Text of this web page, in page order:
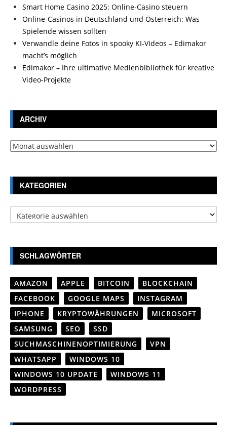
Smart Home Casino 2025: Online-Casino steuern
Online-Casinos in Deutschland und Österreich: Was
Spielende wissen sollten
Verwandle deine Fotos in spooky KI-Videos – Edimakor
macht’s möglich
Edimakor – Ihre ultimative Medienbibliothek für kreative
Video-Projekte
ARCHIV
Archiv
KATEGORIEN
Kategorien
SCHLAGWÖRTER
AMAZON APPLE BITCOIN
BLOCKCHAIN
FACEBOOK
GOOGLE MAPS
INSTAGRAM
IPHONE
KRYPTOWÄHRUNGEN
MICROSOFT
SAMSUNG
SEO
SSD
SUCHMASCHINENOPTIMIERUNG
VPN
WHATSAPP
WINDOWS 10
WINDOWS 10 UPDATE
WINDOWS 11
WORDPRESS